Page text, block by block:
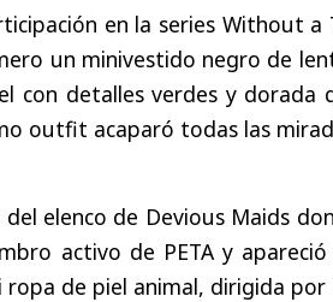
en la series Without a
un minivestido negro de
con detalles verdes y dorada
outfit acaparó todas las
elenco de Devious Maids
activo de PETA y
de piel animal, dirigida por